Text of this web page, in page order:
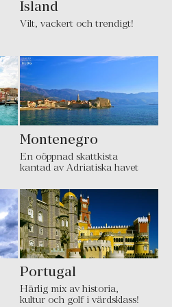
Island
Vilt, vackert och trendigt!
Montenegro
En oöppnad skattkista
kantad av Adriatiska havet
Portugal
Härlig mix av historia,
kultur och golf i värdsklass!